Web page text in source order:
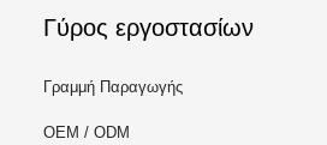
Γύρος εργοστασίων
Γραμμή Παραγωγής
OEM / ODM